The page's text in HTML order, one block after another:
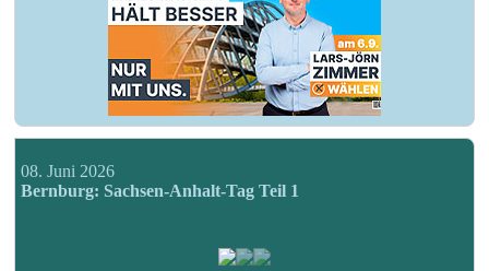
08. Juni 2026
Bernburg: Sachsen-Anhalt-Tag Teil 1